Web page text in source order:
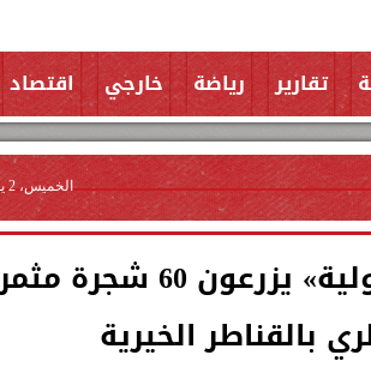
تقارير رياضة خارجي اقتصاد
الخميس، 2 يونيو 2022
طلاب مدرسة «بداية
بالقناطر الخيرية